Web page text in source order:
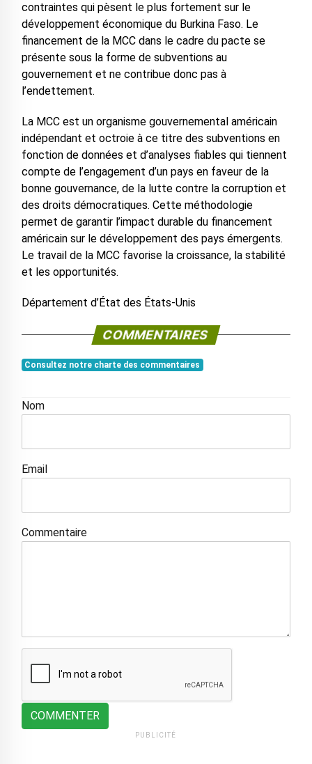
contraintes qui pèsent le plus fortement sur le
développement économique du Burkina Faso. Le
financement de la MCC dans le cadre du pacte se
présente sous la forme de subventions au
gouvernement et ne contribue donc pas à
l’endettement.
La MCC est un organisme gouvernemental américain
indépendant et octroie à ce titre des subventions en
fonction de données et d’analyses fiables qui tiennent
compte de l’engagement d’un pays en faveur de la
bonne gouvernance, de la lutte contre la corruption et
des droits démocratiques. Cette méthodologie
permet de garantir l’impact durable du financement
américain sur le développement des pays émergents.
Le travail de la MCC favorise la croissance, la stabilité
et les opportunités.
Département d’État des États-Unis
COMMENTAIRES
Consultez notre charte des commentaires
Nom
Email
Commentaire
COMMENTER
PUBLICITÉ